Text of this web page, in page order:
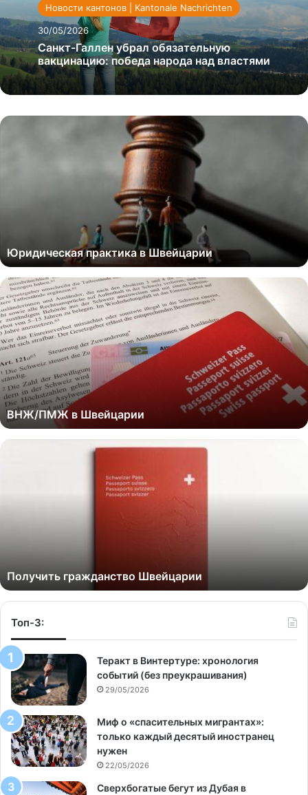
Новости кантонов | Kantonale Nachrichten
30/05/2026
Санкт-Галлен убрал обязательную
вакцинацию: победа народа над властями
Юридическая практика в Швейцарии
ВНЖ/ПМЖ в Швейцарии
Получить гражданство Швейцарии
Топ-3:
Теракт в Винтертуре: хронология
событий (без преукрашивания)
29/05/2026
Миф о «спасительных мигрантах»:
только каждый десятый иностранец
нужен
22/05/2026
Сверхбогатые бегут из Дубая в